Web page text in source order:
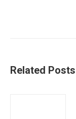
Related Posts